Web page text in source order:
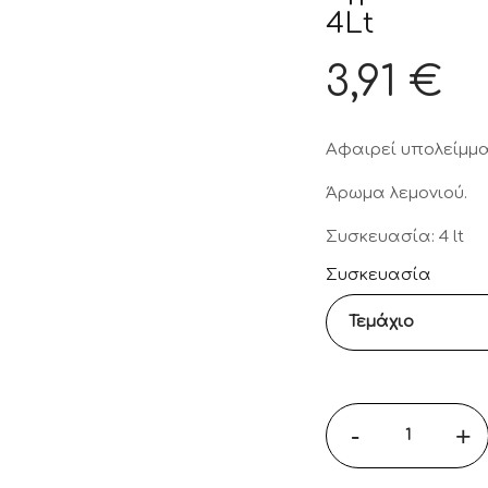
4Lt
3,91 €
Αφαιρεί
Άρωμα λεμονιού.
Συσκευασία: 4 lt
Συσκευασία
- +